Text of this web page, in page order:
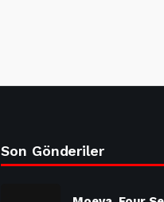
Son Gönderiler